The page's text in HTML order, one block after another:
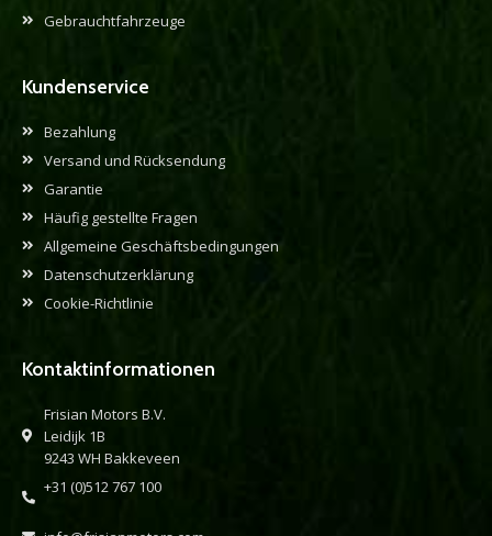
Gebrauchtfahrzeuge
Kundenservice
Bezahlung
Versand und Rücksendung
Garantie
Häufig gestellte Fragen
Allgemeine Geschäftsbedingungen
Datenschutzerklärung
Cookie-Richtlinie
Kontaktinformationen
Frisian Motors B.V.
Leidijk 1B
9243 WH Bakkeveen
+31 (0)512 767 100